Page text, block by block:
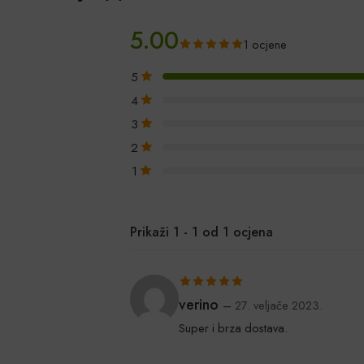
5.00 1 ocjene
5
4
3
2
1
Prikaži 1 - 1 od 1 ocjena
Ocijenjeno5
od 5
verino – 27. veljače 2023.
Super i brza dostava.